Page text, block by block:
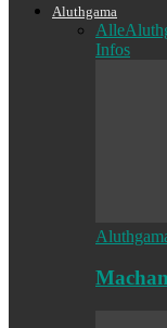
Aluthgama
Alle
Infos